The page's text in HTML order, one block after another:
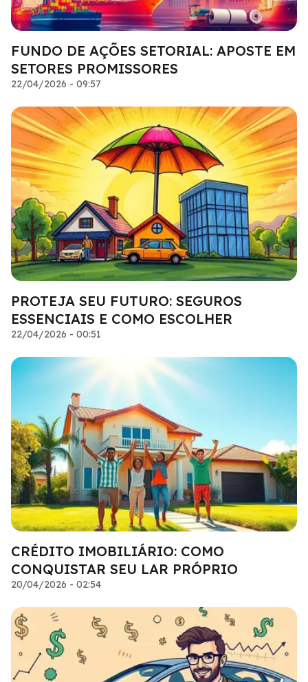
FUNDO DE AÇÕES SETORIAL: APOSTE EM
SETORES PROMISSORES
22/04/2026 - 09:57
PROTEJA SEU FUTURO: SEGUROS
ESSENCIAIS E COMO ESCOLHER
22/04/2026 - 00:51
CRÉDITO IMOBILIÁRIO: COMO
CONQUISTAR SEU LAR PRÓPRIO
20/04/2026 - 02:54